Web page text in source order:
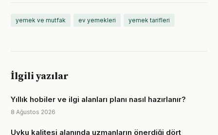
yemek ve mutfak ev yemekleri yemek tarifleri
İlgili yazılar
Yıllık hobiler ve ilgi alanları planı nasıl hazırlanır?
8 Ağustos 2026
Uyku kalitesi alanında uzmanların önerdiği dört